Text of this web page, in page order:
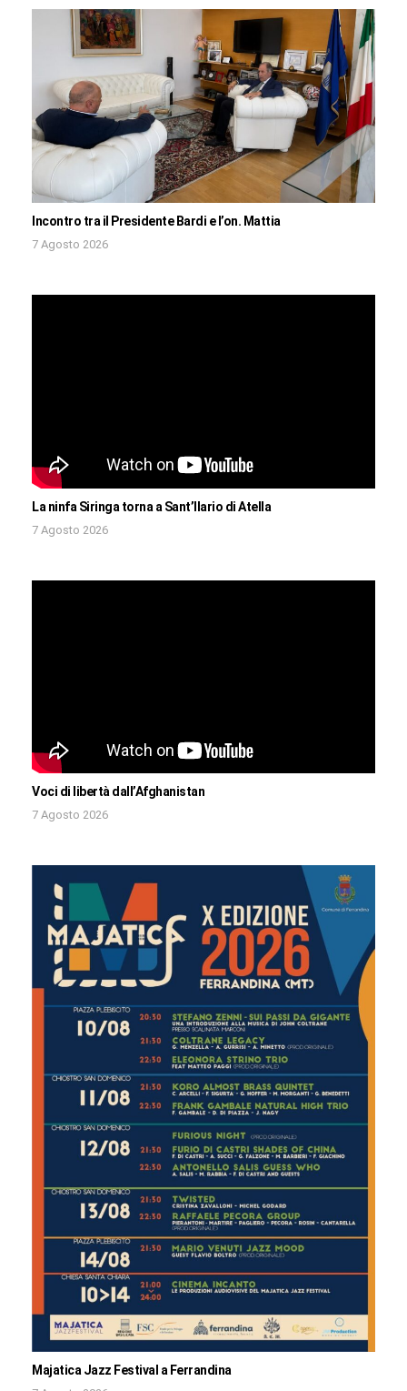
Incontro tra il Presidente Bardi e l’on. Mattia
7 Agosto 2026
La ninfa Siringa torna a Sant’Ilario di Atella
7 Agosto 2026
Voci di libertà dall’Afghanistan
7 Agosto 2026
Majatica Jazz Festival a Ferrandina